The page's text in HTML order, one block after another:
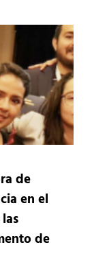
de
en el
de